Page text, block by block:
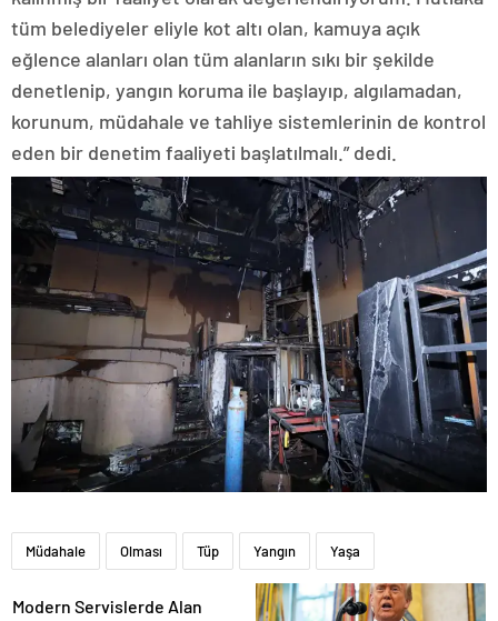
tüm belediyeler eliyle kot altı olan, kamuya açık
eğlence alanları olan tüm alanların sıkı bir şekilde
denetlenip, yangın koruma ile başlayıp, algılamadan,
korunum, müdahale ve tahliye sistemlerinin de kontrol
eden bir denetim faaliyeti başlatılmalı.” dedi.
Müdahale Olması Tüp Yangın Yaşa
Modern Servislerde Alan